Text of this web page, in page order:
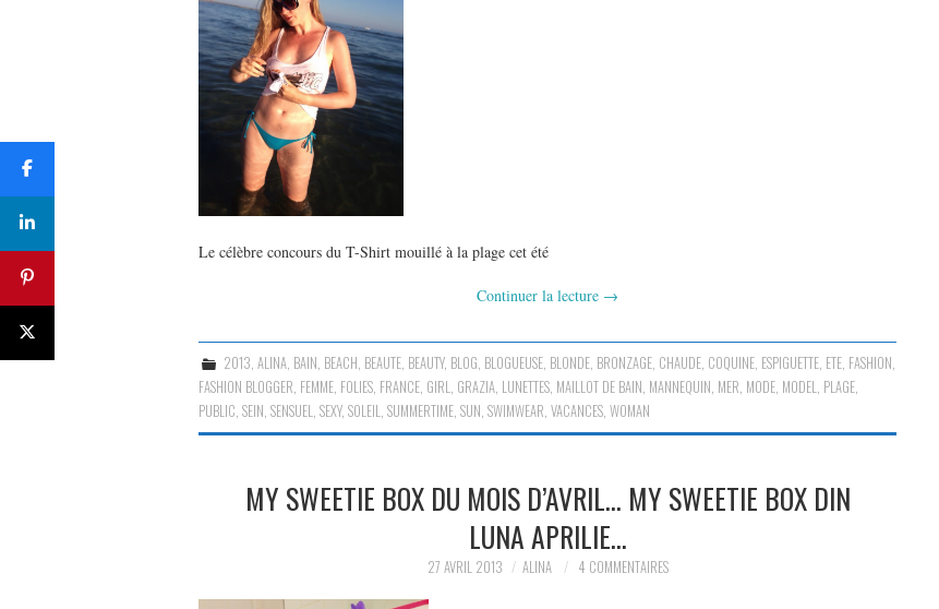
Le célèbre concours du T-Shirt mouillé à la plage cet été
Continuer la lecture →
2013,ALINA, BAIN, BEACH, BEAUTE, BEAUTY, BLOG, BLOGUEUSE, BLONDE, BRONZAGE, CHAUDE, COQUINE, ESPIGUETTE, ETE, FASHION,
FASHION BLOGGER, FEMME, FOLIES, FRANCE, GIRL, GRAZIA, LUNETTES, MAILLOT DE BAIN, MANNEQUIN, MER, MODE, MODEL, PLAGE,
PUBLIC, SEIN, SENSUEL, SEXY, SOLEIL, SUMMERTIME, SUN, SWIMWEAR, VACANCES, WOMAN
MY SWEETIE BOX DU MOIS D’AVRIL… MY SWEETIE BOX DIN
LUNA APRILIE…
27 AVRIL 2013 ALINA 4 COMMENTAIRES